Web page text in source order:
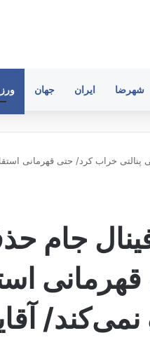
شهرضا ایران جهان
پنالتی خراب کرد/ حتی قهرمانی
جام
نمی‌کند/